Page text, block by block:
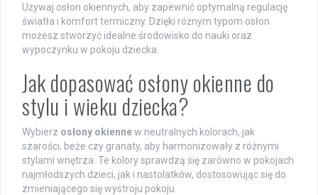
Używaj osłon okiennych, aby zapewnić optymalną regulację
światła i komfort termiczny. Dzięki różnym typom osłon
możesz stworzyć idealne środowisko do nauki oraz
wypoczynku w pokoju dziecka.
Jak dopasować osłony okienne do
stylu i wieku dziecka?
Wybierz osłony okiennew neutralnych kolorach, jak
szarości, beże czy granaty, aby harmonizowały z różnymi
stylami wnętrza. Te kolory sprawdzą się zarówno w pokojach
najmłodszych dzieci, jak i nastolatków, dostosowując się do
zmieniającego się wystroju pokoju.